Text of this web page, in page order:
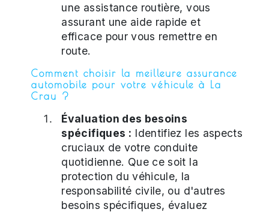
une assistance routière, vous
assurant une aide rapide et
efficace pour vous remettre en
route.
Comment choisir la meilleure assurance
automobile pour votre véhicule à La
Crau ?
Évaluation des besoins
spécifiques : Identifiez les aspects
cruciaux de votre conduite
quotidienne. Que ce soit la
protection du véhicule, la
responsabilité civile, ou d'autres
besoins spécifiques, évaluez